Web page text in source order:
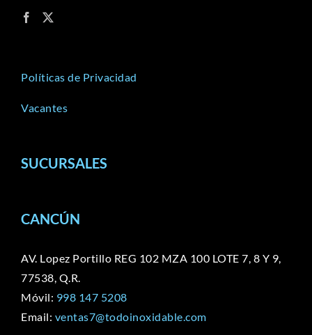
Políticas de Privacidad
Vacantes
SUCURSALES
CANCÚN
AV. Lopez Portillo REG 102 MZA 100 LOTE 7, 8 Y 9,
77538, Q.R.
Móvil: 998 147 5208
Email: ventas7@todoinoxidable.com